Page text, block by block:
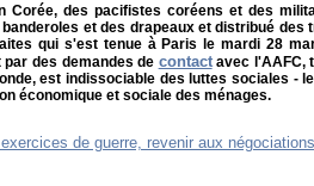
Corée, des pacifistes coréens et des
et des drapeaux et distribué des
qui s'est tenue à Paris le mardi 28
des demandes de contactavec l'AAFC,
est indissociable des luttes sociales -
économique et sociale des ménages.